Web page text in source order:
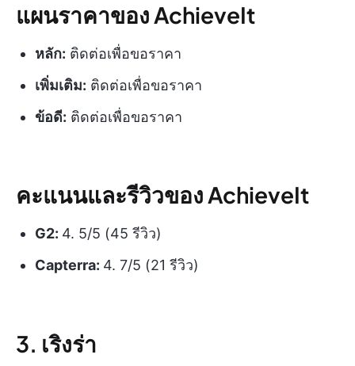
แผนราคาของ AchieveIt
หลัก: ติดต่อเพื่อขอราคา
เพิ่มเติม: ติดต่อเพื่อขอราคา
ข้อดี: ติดต่อเพื่อขอราคา
คะแนนและรีวิวของ AchieveIt
G2: 4. 5/5 (45 รีวิว)
Capterra: 4. 7/5 (21 รีวิว)
3. เริงร่า